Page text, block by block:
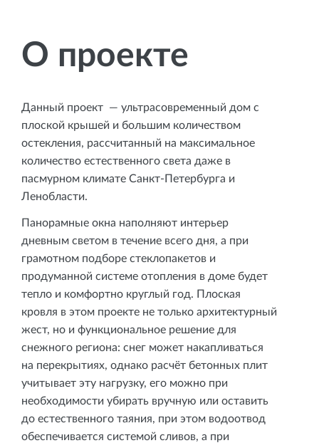
О проекте
Данный проект — ультрасовременный дом с
плоской крышей и большим количеством
остекления, рассчитанный на максимальное
количество естественного света даже в
пасмурном климате Санкт‑Петербурга и
Ленобласти.
Панорамные окна наполняют интерьер
дневным светом в течение всего дня, а при
грамотном подборе стеклопакетов и
продуманной системе отопления в доме будет
тепло и комфортно круглый год. Плоская
кровля в этом проекте не только архитектурный
жест, но и функциональное решение для
снежного региона: снег может накапливаться
на перекрытиях, однако расчёт бетонных плит
учитывает эту нагрузку, его можно при
необходимости убирать вручную или оставить
до естественного таяния, при этом водоотвод
обеспечивается системой сливов, а при